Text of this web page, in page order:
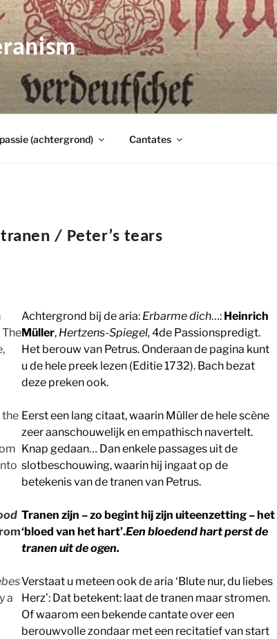
(achtergrond) Cantates
/ Peter’s tears
The
the
a
Achtergrond bij de aria: Erbarme dich…: Heinrich
Müller, Hertzens-Spiegel,4de Passionspredigt.
Het berouw van Petrus. Onderaan de pagina kunt
u de hele preek lezen (Editie 1732). Bach bezat
deze preken ook.
Eerst een lang citaat, waarin Müller de hele scène
zeer aanschouwelijk en empathisch navertelt.
Knap gedaan… Dan enkele passages uit de
slotbeschouwing, waarin hij ingaat op de
betekenis van de tranen van Petrus.
Tranen zijn – zo begint hij zijn uiteenzetting – het
‘bloed van het hart’.Een bloedend hart perst de
tranen uit de ogen.
Verstaat u meteen ook de aria ‘Blute nur, du liebes
Herz’: Dat betekent: laat de tranen maar stromen.
Of waarom een bekende cantate over een
berouwvolle zondaar met een recitatief van start